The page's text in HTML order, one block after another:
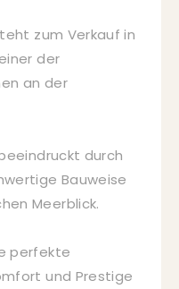
zum Verkauf in
der
an der
durch
Bauweise
Meerblick.
perfekte
und Prestige